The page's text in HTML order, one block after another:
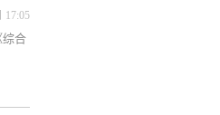
17:05
综合